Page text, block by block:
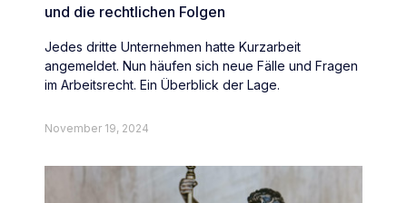
und die rechtlichen Folgen
Jedes dritte Unternehmen hatte Kurzarbeit
angemeldet. Nun häufen sich neue Fälle und Fragen
im Arbeitsrecht. Ein Überblick der Lage.
November 19, 2024